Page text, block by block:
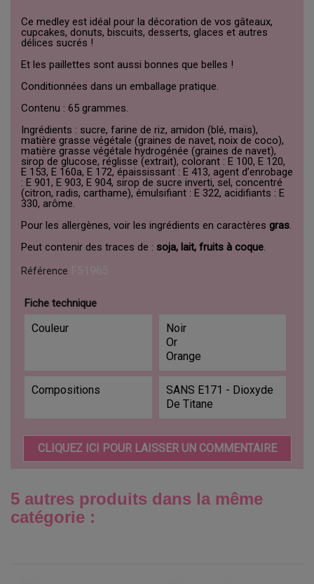
Ce medley est idéal pour la décoration de vos gâteaux,
cupcakes, donuts, biscuits, desserts, glaces et autres
délices sucrés !
Et les paillettes sont aussi bonnes que belles !
Conditionnées dans un emballage pratique.
Contenu : 65 grammes.
Ingrédients : sucre, farine de riz, amidon (blé, maïs),
matière grasse végétale (graines de navet, noix de coco),
matière grasse végétale hydrogénée (graines de navet),
sirop de glucose, réglisse (extrait), colorant : E 100, E 120,
E 153, E 160a, E 172, épaississant : E 413, agent d’enrobage
: E 901, E 903, E 904, sirop de sucre inverti, sel, concentré
(citron, radis, carthame), émulsifiant : E 322, acidifiants : E
330, arôme.
Pour les allergènes, voir les ingrédients en caractères gras
Peut contenir des traces de : soja, lait, fruits à coque
Référence
Fiche technique
Couleur
Noir
Or
Orange
Compositions
SANS E171 - Dioxyde
De Titane
CLIQUEZ ICI POUR LAISSER UN COMMENTAIRE
5 autres produits dans la même
catégorie :